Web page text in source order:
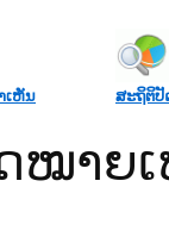
ເຫັນ ສະຖິຕິປັ
າຍເ